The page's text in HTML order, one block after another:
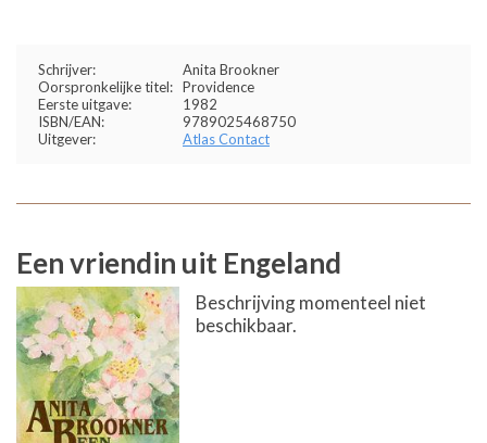
Schrijver:
Anita Brookner
Oorspronkelijke titel: Providence
Eerste uitgave:
1982
ISBN/EAN:
9789025468750
Uitgever:
Atlas Contact
Een vriendin uit Engeland
Beschrijving momenteel niet
beschikbaar.